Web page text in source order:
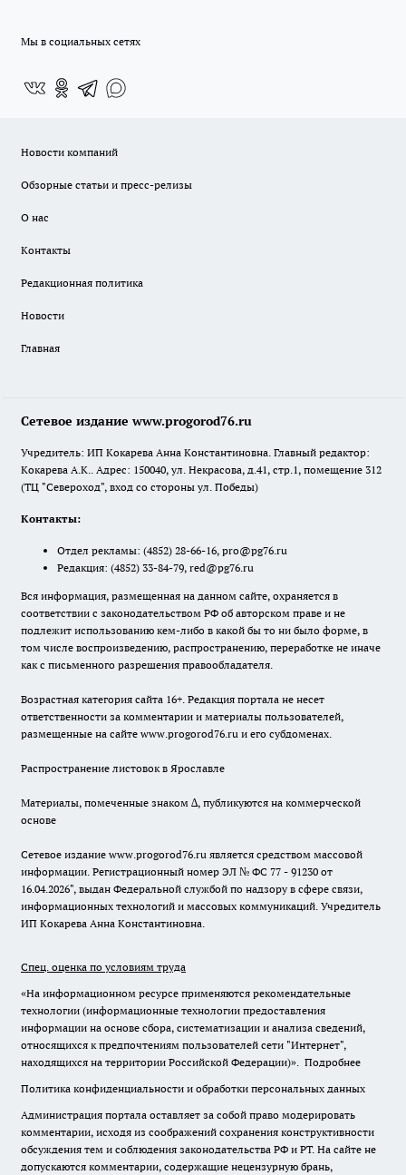
Мы в социальных сетях
Новости компаний
Обзорные статьи и пресс-релизы
О нас
Контакты
Редакционная политика
Новости
Главная
Сетевое издание www.progorod76.ru
Учредитель: ИП Кокарева Анна Константиновна. Главный редактор:
Кокарева А.К.. Адрес: 150040, ул. Некрасова, д.41, стр.1, помещение 312
(ТЦ "Североход", вход со стороны ул. Победы)
Контакты:
Отдел рекламы: (4852) 28-66-16, pro@pg76.ru
Редакция: (4852) 33-84-79, red@pg76.ru
Вся информация, размещенная на данном сайте, охраняется в
соответствии с законодательством РФ об авторском праве и не
подлежит использованию кем-либо в какой бы то ни было форме, в
том числе воспроизведению, распространению, переработке не иначе
как с письменного разрешения правообладателя.
Возрастная категория сайта 16+. Редакция портала не несет
ответственности за комментарии и материалы пользователей,
размещенные на сайте www.progorod76.ru и его субдоменах.
Распространение листовок в Ярославле
Материалы, помеченные знаком ∆, публикуются на коммерческой
основе
Сетевое издание www.progorod76.ru является средством массовой
информации. Регистрационный номер ЭЛ № ФС 77 - 91230 от
16.04.2026", выдан Федеральной службой по надзору в сфере связи,
информационных технологий и массовых коммуникаций. Учредитель
ИП Кокарева Анна Константиновна.
Спец. оценка по условиям труда
«На информационном ресурсе применяются рекомендательные
технологии (информационные технологии предоставления
информации на основе сбора, систематизации и анализа сведений,
относящихся к предпочтениям пользователей сети "Интернет",
находящихся на территории Российской Федерации)». Подробнее
Политика конфиденциальности и обработки персональных данных
Администрация портала оставляет за собой право модерировать
комментарии, исходя из соображений сохранения конструктивности
обсуждения тем и соблюдения законодательства РФ и РТ. На сайте не
допускаются комментарии, содержащие нецензурную брань,